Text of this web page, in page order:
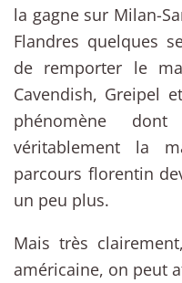
la gagne sur Milan-
Flandres quelques
de remporter le
Cavendish, Greipel
phénomène
véritablement la
parcours florentin
un peu plus.
Mais très
américaine, on peut